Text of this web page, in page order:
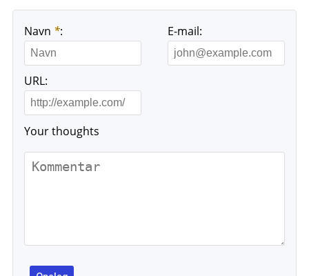
Navn *: E-mail:
URL:
Your thoughts